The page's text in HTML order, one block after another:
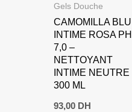
Gels Douche
CAMOMILLA BLU
INTIME ROSA PH
7,0 –
NETTOYANT
INTIME NEUTRE
300 ML
93,00 DH